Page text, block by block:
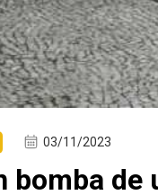
03/11/2023
bomba de